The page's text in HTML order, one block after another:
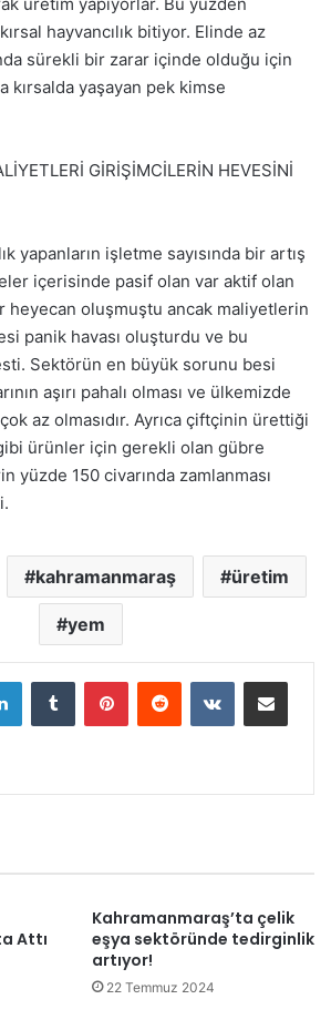
hayvancılık bitiyor. Elinde az
sürekli bir zarar içinde olduğu için
kırsalda yaşayan pek kimse
GİRİŞİMCİLERİN HEVESİNİ
yapanların işletme sayısında bir artış
içerisinde pasif olan var aktif olan
heyecan oluşmuştu ancak maliyetlerin
panik havası oluşturdu ve bu
Sektörün en büyük sorunu besi
aşırı pahalı olması ve ülkemizde
az olmasıdır. Ayrıca çiftçinin ürettiği
ürünler için gerekli olan gübre
yüzde 150 civarında zamlanması
kahramanmaraş üretim
yem
LinkedInTumblr PinterestReddit VKontakteE-Posta ile paylaş
Attı
Kahramanmaraş’ta çelik
eşya sektöründe tedirginlik
artıyor!
22 Temmuz 2024